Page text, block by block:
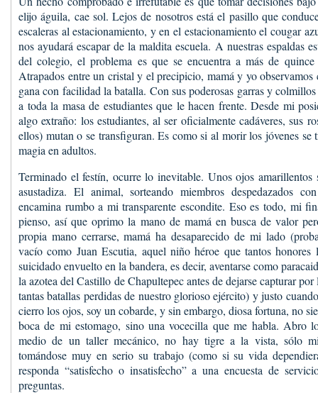
elijo águila, cae sol. Lejos de nosotros está el pasillo que
escaleras al estacionamiento, y en el estacionamiento el cougar
nos ayudará escapar de la maldita escuela. A nuestras espaldas
del colegio, el problema es que se encuentra a más de
Atrapados entre un cristal y el precipicio, mamá y yo
gana con facilidad la batalla. Con sus poderosas garras y
a toda la masa de estudiantes que le hacen frente. Desde mi
algo extraño: los estudiantes, al ser oficialmente cadáveres, sus
ellos) mutan o se transfiguran. Es como si al morir los jóvenes se
magia en adultos.
Terminado el festín, ocurre lo inevitable. Unos ojos amarillentos
asustadiza. El animal, sorteando miembros despedazados
encamina rumbo a mi transparente escondite. Eso es todo, mi
pienso, así que oprimo la mano de mamá en busca de valor
propia mano cerrarse, mamá ha desaparecido de mi lado
vacío como Juan Escutia, aquel niño héroe que tantos honores
suicidado envuelto en la bandera, es decir, aventarse como
la azotea del Castillo de Chapultepec antes de dejarse capturar
tantas batallas perdidas de nuestro glorioso ejército) y justo
cierro los ojos, soy un cobarde, y sin embargo, diosa fortuna, no
boca de mi estomago, sino una vocecilla que me habla. Abro
medio de un taller mecánico, no hay tigre a la vista, sólo
tomándose muy en serio su trabajo (como si su vida
responda “satisfecho o insatisfecho” a una encuesta de
preguntas.